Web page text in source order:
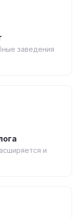
заведения
и